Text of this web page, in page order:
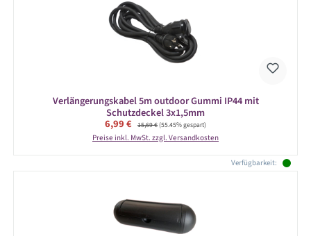
Verlängerungskabel 5m outdoor Gummi IP44 mit
Schutzdeckel 3x1,5mm
Verkaufspreis:
6,99 € Regulärer Preis:
15,69 €(55.45% gespart)
Preise inkl. MwSt. zzgl. Versandkosten
Verfügbarkeit: